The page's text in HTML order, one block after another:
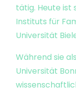
tätig. Heute ist
Instituts für
Universität
Während sie
Universität